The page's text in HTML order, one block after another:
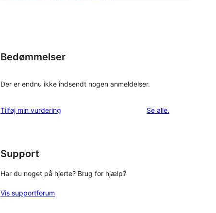
Bedømmelser
Der er endnu ikke indsendt nogen anmeldelser.
Tilføj min vurdering Se alleanmeldelser
.
Support
Har du noget på hjerte? Brug for hjælp?
Vis supportforum